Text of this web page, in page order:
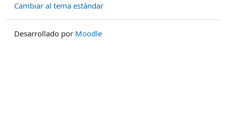
Cambiar al tema estándar
Desarrollado por Moodle